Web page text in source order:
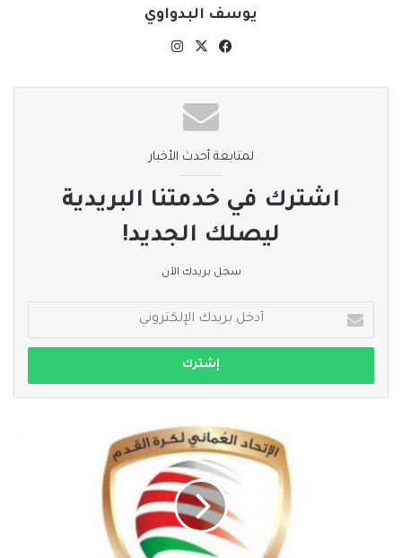
يوسف البدواوي
فيسبوك
‫X
لمتابعة أحدث الأخبار
اشترك في خدمتنا البريدية
ليصلك الجديد!
سجل بريدك الآن
بريدك
الإلكتروني